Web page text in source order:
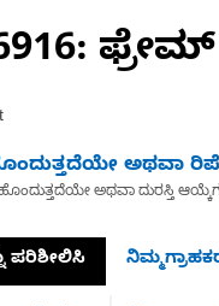
: ಫ್ರೇಮ್
ಅಥವಾ
ಅಥವಾ ದುರಸ್ತಿ
ಪರಿಶೀಲಿಸಿ